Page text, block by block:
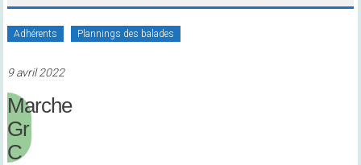
Adhérents Plannings des balades
9 avril 2022
Marche
Gr
C